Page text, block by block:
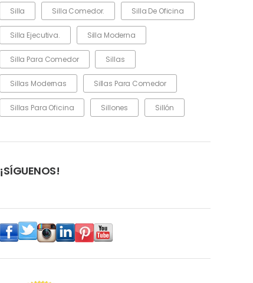
Silla Silla Comedor. Silla De Oficina
Silla Ejecutiva. Silla Moderna
Silla Para Comedor Sillas
Sillas Modernas Sillas Para Comedor
Sillas Para Oficina Sillones Sillón
¡SÍGUENOS!